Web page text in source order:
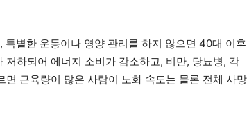
별한 운동이나 영양 관리를 하지 않으면 40대 이후
하되어 에너지 소비가 감소하고, 비만, 당뇨병, 각
근육량이 많은 사람이 노화 속도는 물론 전체 사망